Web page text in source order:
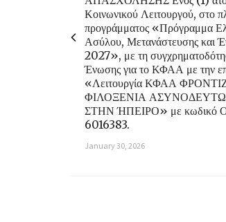
Κοινωνικού Λειτουργού, στο
προγράμματος «Πρόγραμμα
Ασύλου, Μετανάστευσης και
2027», με τη
Ένωσης για το ΚΦΑΑ με την
«Λειτουργία ΚΦΑΑ
ΦΙΛΟΞΕΝΙΑ
ΣΤΗΝ ΉΠΕΙΡΟ» με κωδικό
6016383.
January 30, 2026